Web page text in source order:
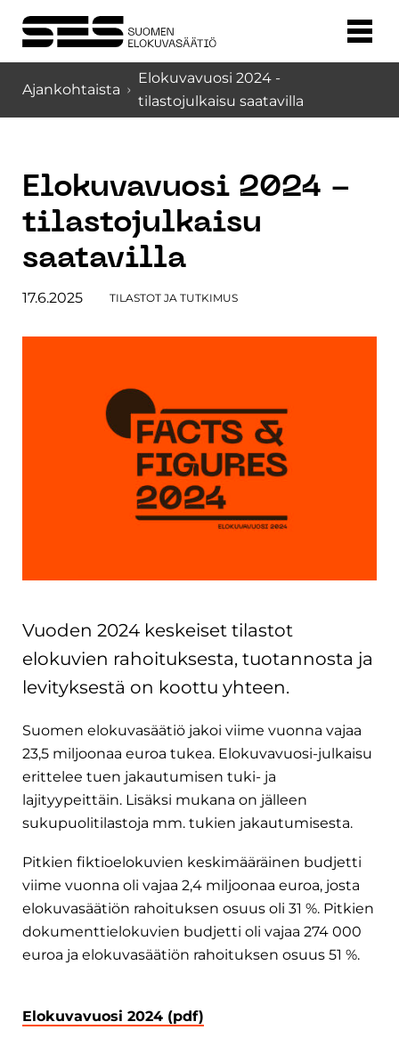
Ajankohtaista
Elokuvavuosi 2024 -
tilastojulkaisu saatavilla
Elokuvavuosi 2024 -
tilastojulkaisu
saatavilla
17.6.2025 TILASTOT JA TUTKIMUS
Vuoden 2024 keskeiset tilastot
elokuvien rahoituksesta, tuotannosta ja
levityksestä on koottu yhteen.
Suomen elokuvasäätiö jakoi viime vuonna vajaa
23,5 miljoonaa euroa tukea. Elokuvavuosi-julkaisu
erittelee tuen jakautumisen tuki- ja
lajityypeittäin. Lisäksi mukana on jälleen
sukupuolitilastoja mm. tukien jakautumisesta.
Pitkien fiktioelokuvien keskimääräinen budjetti
viime vuonna oli vajaa 2,4 miljoonaa euroa, josta
elokuvasäätiön rahoituksen osuus oli 31 %. Pitkien
dokumenttielokuvien budjetti oli vajaa 274 000
euroa ja elokuvasäätiön rahoituksen osuus 51 %.
Elokuvavuosi 2024 (pdf)